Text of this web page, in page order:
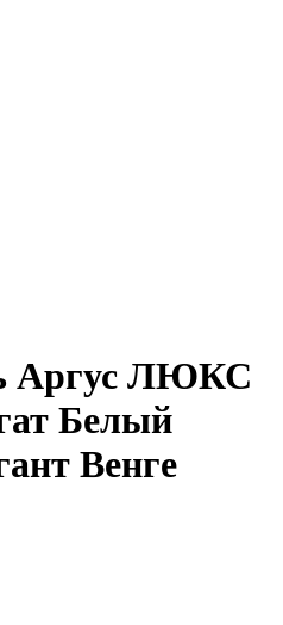
Аргус ЛЮКС
Белый
Венге